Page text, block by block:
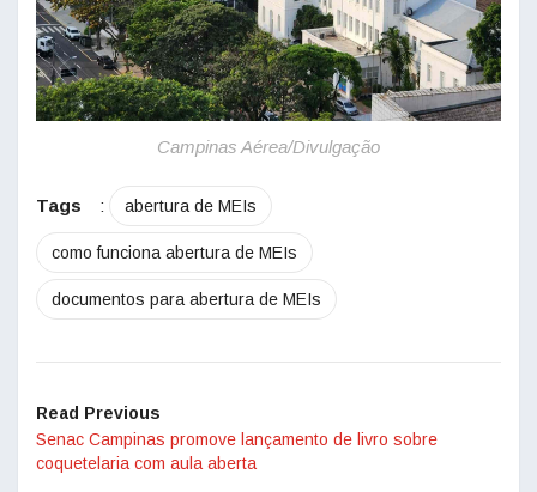
Campinas Aérea/Divulgação
Tags : abertura de MEIs
como funciona abertura de MEIs
documentos para abertura de MEIs
Read Previous
Senac Campinas promove lançamento de livro sobre
coquetelaria com aula aberta